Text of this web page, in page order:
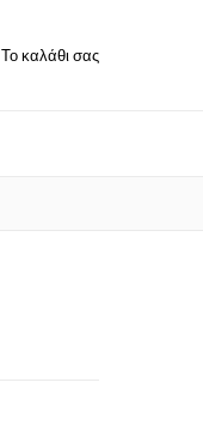
Το καλάθι σας